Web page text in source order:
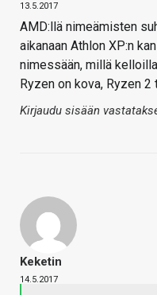
13.5.2017
AMD:llä nimeämisten
aikanaan Athlon XP:n
nimessään, millä
Ryzen on kova, Ryzen
Kirjaudu sisään
Keketin
14.5.2017